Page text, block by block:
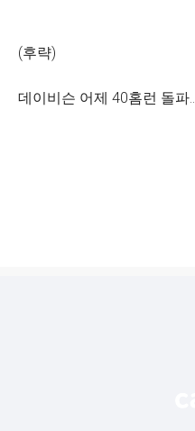
(후략)
데이비슨 어제 40홈런 돌파..